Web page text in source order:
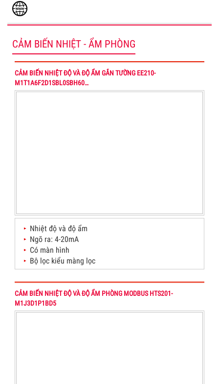
CẢM BIẾN NHIỆT - ẨM PHÒNG
CẢM BIẾN NHIỆT ĐỘ VÀ ĐỘ ẨM GẮN TƯỜNG EE210-
M1T1A6F2D1SBL0SBH60…
Nhiệt độ và độ ẩm
Ngõ ra: 4-20mA
Có màn hình
Bộ lọc kiểu màng lọc
CẢM BIẾN NHIỆT ĐỘ VÀ ĐỘ ẨM PHÒNG MODBUS HTS201-
M1J3D1P1BD5